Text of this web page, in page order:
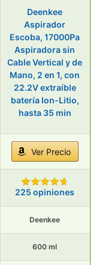
Deenkee
Aspirador
Escoba, 17000Pa
Aspiradora sin
Cable Vertical y de
Mano, 2 en 1, con
22.2V extraíble
batería Ion-Litio,
hasta 35 min
Ver Precio
225 opiniones
Deenkee
600 ml